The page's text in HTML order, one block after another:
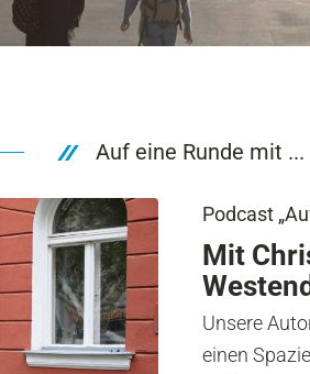
Auf eine Runde mit ...
Podcast
Mit
Westend
Unsere
einen